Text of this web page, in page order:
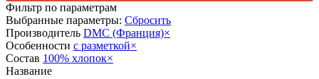
Фильтр по параметрам
Выбранные параметры: Сбросить
Производитель DMC (Франция)×
Особенности с разметкой×
Состав 100% хлопок×
Название